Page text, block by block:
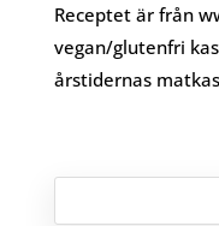
Receptet är från
vegan/glutenfri
årstidernas